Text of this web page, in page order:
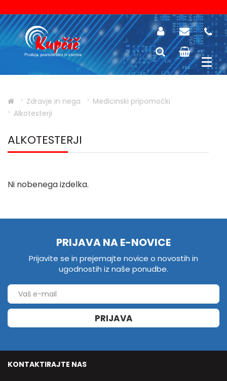
Zdravje in nega
Medicinski pripomočki
Alkotesterji
ALKOTESTERJI
Ni nobenega izdelka.
PRIJAVA NA E-NOVICE
Prijavite se in prejemajte novice o novostih in
ugodnostih iz naše ponudbe.
PRIJAVA
KONTAKTIRAJTE NAS